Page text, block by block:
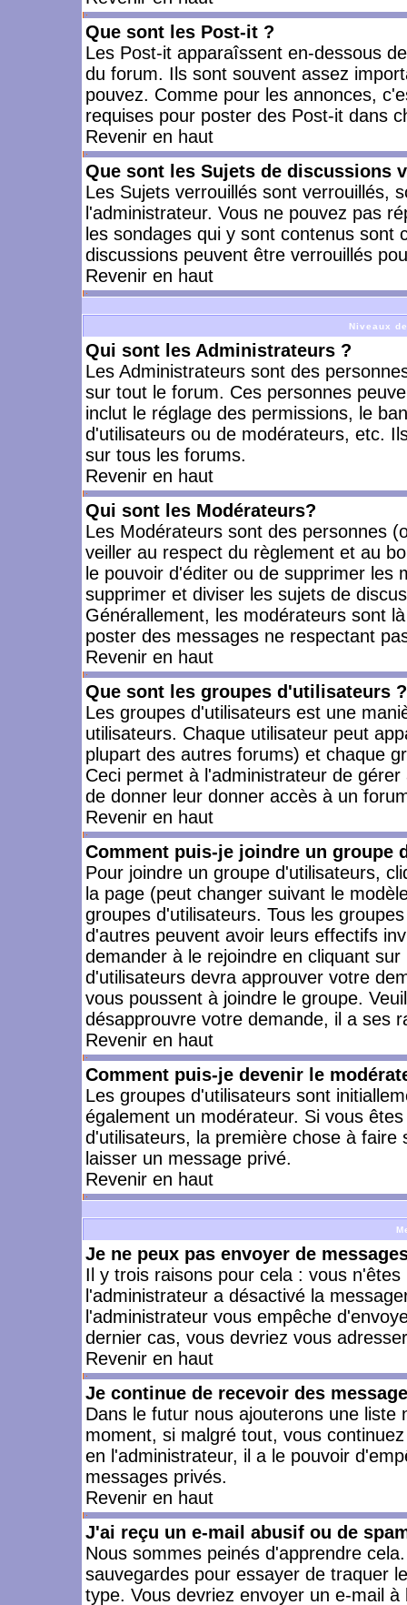
Que sont les Post-it ?
Les Post-it apparaîssent en-dessous
du forum. Ils sont souvent assez
pouvez. Comme pour les annonces,
requises pour poster des Post-it dans
Revenir en haut
Que sont les Sujets de discussions
Les Sujets verrouillés sont verrouillés,
l'administrateur. Vous ne pouvez pas
les sondages qui y sont contenus
discussions peuvent être verrouillés
Revenir en haut
Niveaux
Qui sont les Administrateurs ?
Les Administrateurs sont des
sur tout le forum. Ces personnes
inclut le réglage des permissions, le
d'utilisateurs ou de modérateurs, etc.
sur tous les forums.
Revenir en haut
Qui sont les Modérateurs?
Les Modérateurs sont des personnes
veiller au respect du règlement et au
le pouvoir d'éditer ou de supprimer les
supprimer et diviser les sujets de
Générallement, les modérateurs sont
poster des messages ne respectant
Revenir en haut
Que sont les groupes d'utilisateurs ?
Les groupes d'utilisateurs est une
utilisateurs. Chaque utilisateur peut
plupart des autres forums) et chaque
Ceci permet à l'administrateur de
de donner leur donner accès à un
Revenir en haut
Comment puis-je joindre un groupe
Pour joindre un groupe d'utilisateurs,
la page (peut changer suivant le
groupes d'utilisateurs. Tous les
d'autres peuvent avoir leurs effectifs
demander à le rejoindre en cliquant
d'utilisateurs devra approuver votre
vous poussent à joindre le groupe.
désapprouvre votre demande, il a ses
Revenir en haut
Comment puis-je devenir le
Les groupes d'utilisateurs sont
également un modérateur. Si vous
d'utilisateurs, la première chose à
laisser un message privé.
Revenir en haut
Je ne peux pas envoyer de
Il y trois raisons pour cela : vous
l'administrateur a désactivé la
l'administrateur vous empêche
dernier cas, vous devriez vous
Revenir en haut
Je continue de recevoir des
Dans le futur nous ajouterons une
moment, si malgré tout, vous
en l'administrateur, il a le pouvoir
messages privés.
Revenir en haut
J'ai reçu un e-mail abusif ou de
Nous sommes peinés d'apprendre
sauvegardes pour essayer de traquer
type. Vous devriez envoyer un e-mail